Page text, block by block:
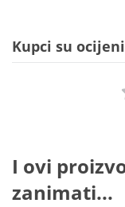
Kupci su
I ovi
zanimati...